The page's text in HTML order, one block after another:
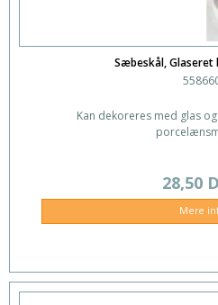
Sæbeskål, Glaseret
Kan dekoreres med glas
28,50
Mere